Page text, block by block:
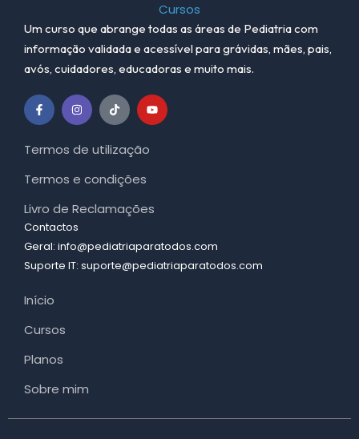
Cursos
Um curso que abrange todas as áreas de Pediatria com
informação validada e acessível para grávidas, mães, pais,
avós, cuidadores, educadoras e muito mais.
F
a
c
b
o
k
I
n
s
a
g
a
T
i
k
o
k
Y
o
u
Termos de utilização
Termos e condições
Livro de Reclamações
Contactos
Geral: info@pediatriaparatodos.com
Suporte IT: suporte@pediatriaparatodos.com
Início
Cursos
Planos
Sobre mim